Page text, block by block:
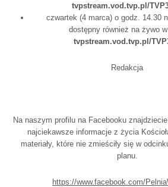
tvpstream.vod.tvp.pl/
czwartek (4 marca) o godz. 14.30
dostępny również na żywo
tvpstream.vod.tvp.pl/
Redakcja
Na naszym profilu na Facebooku
najciekawsze informacje z życia
materiały, które nie zmieściły się w
planu.
https://www.facebook.com/